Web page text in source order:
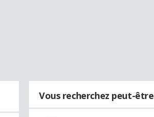
Vous recherchez peut-être